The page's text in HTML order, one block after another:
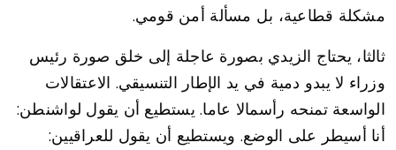
مشكلة قطاعية، بل مسألة أمن قومي.
ثالثا، يحتاج الزيدي بصورة عاجلة إلى خلق صورة رئيس
وزراء لا يبدو دمية في يد الإطار التنسيقي. الاعتقالات
الواسعة تمنحه رأسمالا عاما. يستطيع أن يقول لواشنطن:
أنا أسيطر على الوضع. ويستطيع أن يقول للعراقيين: